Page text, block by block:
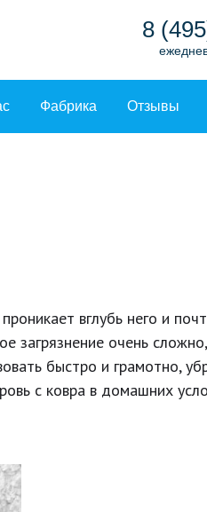
8
Фабрика Отзывы
вглубь него и
загрязнение очень
быстро и грамотно,
с ковра в домашних